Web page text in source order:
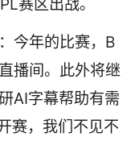
赛区出战。
今年的比赛，B
播间。此外将继
AI字幕帮助有需
赛，我们不见不